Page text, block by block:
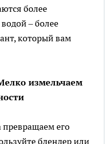
более
– более
который вам
измельчаем
превращаем его
блендер или